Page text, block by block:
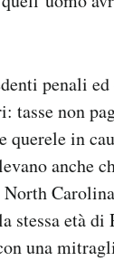
penali
tasse non
querele in
anche
stessa età
una